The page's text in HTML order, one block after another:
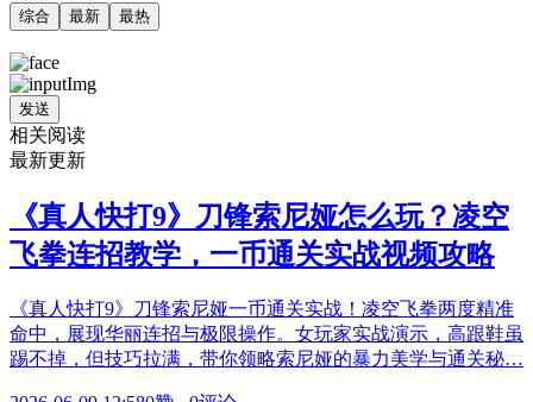
综合 最新 最热
发送
相关阅读
最新更新
《真人快打9》刀锋索尼娅怎么玩？凌空
飞拳连招教学，一币通关实战视频攻略
《真人快打9》刀锋索尼娅一币通关实战！凌空飞拳两度精准
命中，展现华丽连招与极限操作。女玩家实战演示，高跟鞋虽
踢不掉，但技巧拉满，带你领略索尼娅的暴力美学与通关秘…